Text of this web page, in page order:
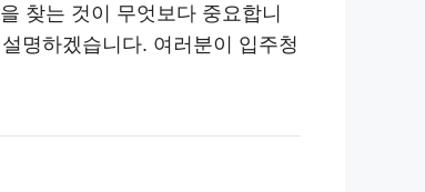
찾는 것이 무엇보다 중요합니
명하겠습니다. 여러분이 입주청